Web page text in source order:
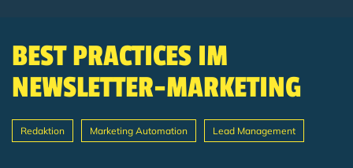
BEST PRACTICES IM
NEWSLETTER-MARKETING
Redaktion Marketing Automation Lead Management